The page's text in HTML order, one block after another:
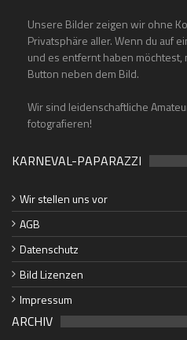
Unsere Bilder zeigen wir ohne
Privatsphäre aller. Wenn du auf
und es entfernt haben
Button neben dem Bild.
Wir sind leidenschaftliche
fotografieren!
KARNEVAL-PAPARAZZI
Wir stellen uns vor
AGB
Datenschutz
Bild Lizenzen
Impressum
ARCHIV